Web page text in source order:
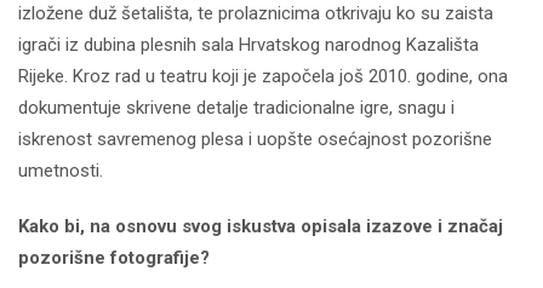
izložene duž šetališta, te prolaznicima otkrivaju ko su zaista
igrači iz dubina plesnih sala Hrvatskog narodnog Kazališta
Rijeke. Kroz rad u teatru koji je započela još 2010. godine, ona
dokumentuje skrivene detalje tradicionalne igre, snagu i
iskrenost savremenog plesa i uopšte osećajnost pozorišne
umetnosti.
Kako bi, na osnovu svog iskustva opisala izazove i značaj
pozorišne fotografije?